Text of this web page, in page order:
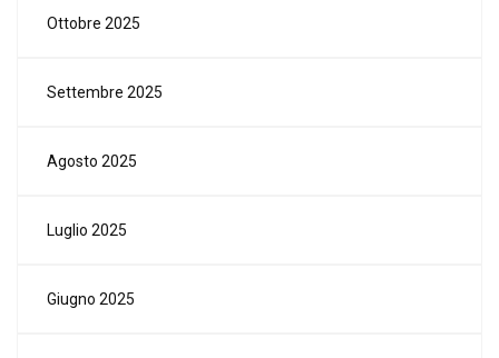
Ottobre 2025
Settembre 2025
Agosto 2025
Luglio 2025
Giugno 2025